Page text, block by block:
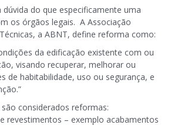
do que especificamente uma
os órgãos legais. A Associação
a ABNT, define reforma como:
da edificação existente com ou
visando recuperar, melhorar ou
de habitabilidade, uso ou segurança, e
considerados reformas:
revestimentos – exemplo acabamentos